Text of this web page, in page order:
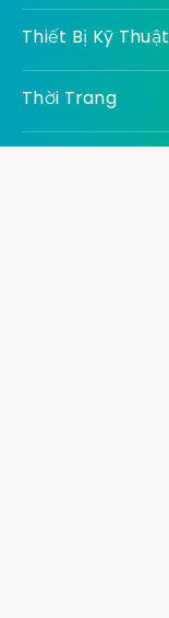
Thiết Bị Kỹ Thuật
Thời Trang